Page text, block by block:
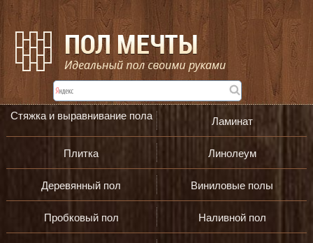
Стяжка и выравнивание пола Ламинат
Плитка Линолеум
Деревянный пол Виниловые полы
Пробковый пол Наливной пол